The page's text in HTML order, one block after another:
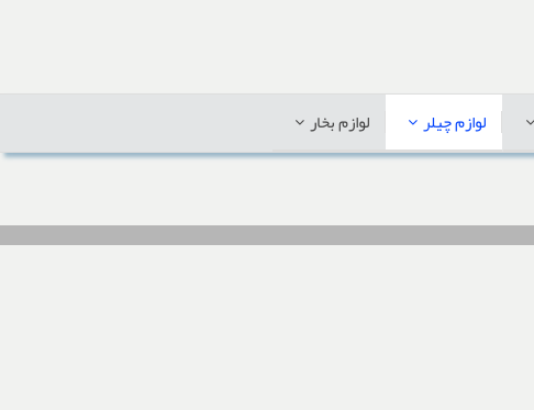
لوازم چیلر لوازم بخار